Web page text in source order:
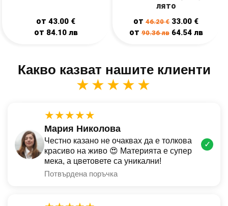
от43.00 €
от 84.10 лв
лято
от46.20€ 33.00 €
от 90.36лв 64.54 лв
Какво казват нашите клиенти
★★★★★
★★★★★
Мария Николова
Честно казано не очаквах да е толкова
красиво на живо 😍 Материята е супер
мека, а цветовете са уникални!
Потвърдена поръчка
✓